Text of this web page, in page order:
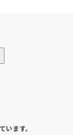
らず、
います。